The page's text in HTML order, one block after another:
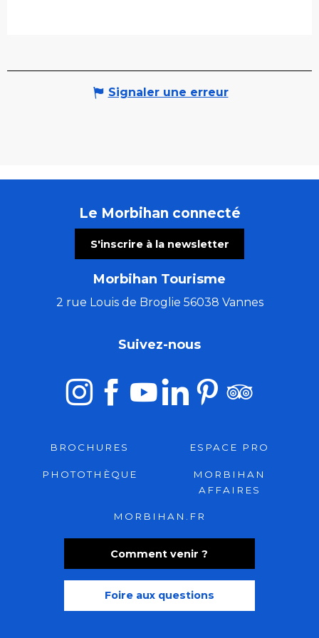
Signaler une erreur
Le Morbihan connecté
S'inscrire à la newsletter
Morbihan Tourisme
2 rue Louis de Broglie 56038 Vannes
Comment venir ?
Foire aux questions
Suivez-nous
BROCHURES ESPACE PRO
PHOTOTHÈQUE
MORBIHAN
AFFAIRES
MORBIHAN.FR